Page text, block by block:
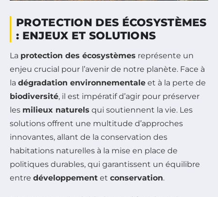
PROTECTION DES ÉCOSYSTÈMES
: ENJEUX ET SOLUTIONS
La protection des écosystèmes représente un
enjeu crucial pour l’avenir de notre planète. Face à
la dégradation environnementale et à la perte de
biodiversité, il est impératif d’agir pour préserver
les milieux naturels qui soutiennent la vie. Les
solutions offrent une multitude d’approches
innovantes, allant de la conservation des
habitations naturelles à la mise en place de
politiques durables, qui garantissent un équilibre
entre développement et conservation.